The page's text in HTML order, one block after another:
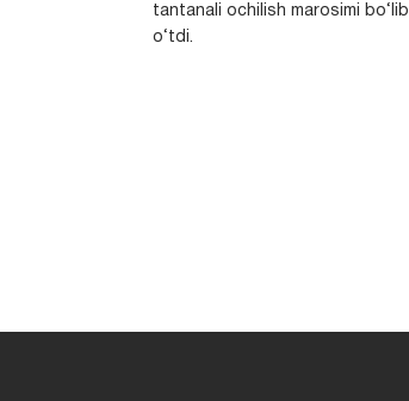
tantanali ochilish marosimi bo‘lib
o‘tdi.